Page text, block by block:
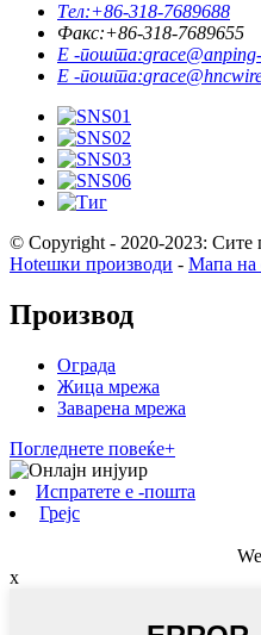
Тел:+86-318-7689688
Факс:+86-318-7689655
Е -пошта:
Е -пошта:
© Copyright - 2020-2023: Сите
Hotешки производи - Мапа на
Производ
Ограда
Жица мрежа
Заварена мрежа
Погледнете повеќе+
Испратете е -пошта
Грејс
x